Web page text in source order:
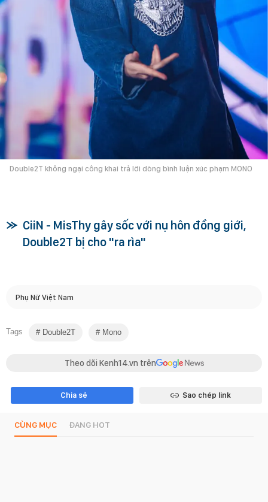
Double2T không ngại công khai trả lời dòng bình luận xúc phạm MONO
CiiN - MisThy gây sốc với nụ hôn đồng giới,
Double2T bị cho "ra rìa"
Phụ Nữ Việt Nam
Tags Double2T Mono
Theo dõi Kenh14.vn trên
Chia sẻ Sao chép link
CÙNG MỤC ĐANG HOT